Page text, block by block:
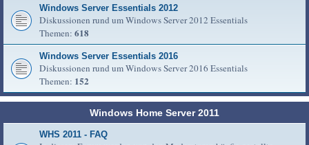
Windows Server Essentials 2012
Diskussionen rund um Windows Server 2012 Essentials
Themen: 618
Windows Server Essentials 2016
Diskussionen rund um Windows Server 2016 Essentials
Themen: 152
Windows Home Server 2011
WHS 2011 - FAQ